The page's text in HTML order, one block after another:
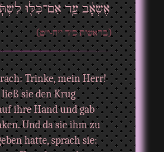
אֶשְׁאָ֔ב עַ֥ד אִם־כִּלּ֖וּ
(בראשית כ"ד י"ח-י"ט)
Trinke, mein Herr!
sie den Krug
ihre Hand und gab
Und da sie ihm zu
hatte, sprach sie: